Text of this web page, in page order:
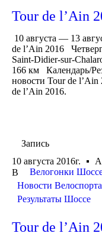
Tour de l’Ain
10 августа — 13
de l’Ain 2016
Saint-Didier-sur-
166 км Календарь/
новости Tour de l’Ain
de l’Ain 2016.
Запись
10 августа 2016г.
В
Велогонки
Новости Велоспорта
Результаты Шоссе
Tour de l’Ain